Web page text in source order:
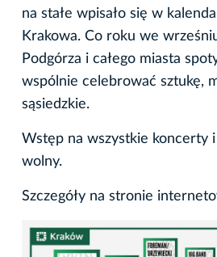
na stałe wpisało się w
Krakowa. Co roku we
Podgórza i całego miasta
wspólnie celebrować sztukę,
sąsiedzkie.
Wstęp na wszystkie koncerty
wolny.
Szczegóły na stronie